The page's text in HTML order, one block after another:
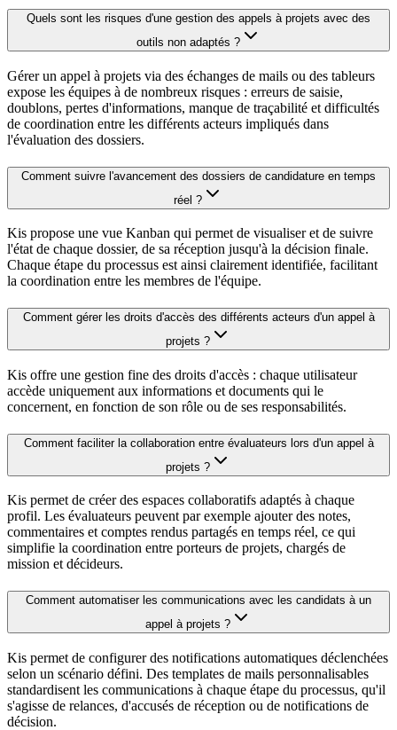
Quels sont les risques d'une gestion des appels à projets avec des
outils non adaptés ?
Gérer un appel à projets via des échanges de mails ou des tableurs
expose les équipes à de nombreux risques : erreurs de saisie,
doublons, pertes d'informations, manque de traçabilité et difficultés
de coordination entre les différents acteurs impliqués dans
l'évaluation des dossiers.
Comment suivre l'avancement des dossiers de candidature en temps
réel ?
Kis propose une vue Kanban qui permet de visualiser et de suivre
l'état de chaque dossier, de sa réception jusqu'à la décision finale.
Chaque étape du processus est ainsi clairement identifiée, facilitant
la coordination entre les membres de l'équipe.
Comment gérer les droits d'accès des différents acteurs d'un appel à
projets ?
Kis offre une gestion fine des droits d'accès : chaque utilisateur
accède uniquement aux informations et documents qui le
concernent, en fonction de son rôle ou de ses responsabilités.
Comment faciliter la collaboration entre évaluateurs lors d'un appel à
projets ?
Kis permet de créer des espaces collaboratifs adaptés à chaque
profil. Les évaluateurs peuvent par exemple ajouter des notes,
commentaires et comptes rendus partagés en temps réel, ce qui
simplifie la coordination entre porteurs de projets, chargés de
mission et décideurs.
Comment automatiser les communications avec les candidats à un
appel à projets ?
Kis permet de configurer des notifications automatiques déclenchées
selon un scénario défini. Des templates de mails personnalisables
standardisent les communications à chaque étape du processus, qu'il
s'agisse de relances, d'accusés de réception ou de notifications de
décision.